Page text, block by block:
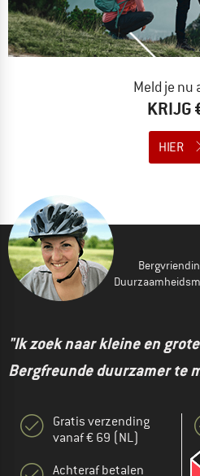
Meld je nu
KRIJG
HIER
"Ik zoek naar kleine en
Bergfreunde duurzamer te
Gratis verzending
vanaf € 69 (NL)
Achteraf betalen